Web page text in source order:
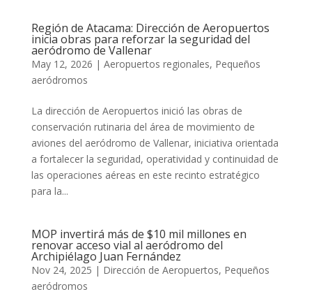
Región de Atacama: Dirección de Aeropuertos
inicia obras para reforzar la seguridad del
aeródromo de Vallenar
May 12, 2026 | Aeropuertos regionales, Pequeños
aeródromos
La dirección de Aeropuertos inició las obras de
conservación rutinaria del área de movimiento de
aviones del aeródromo de Vallenar, iniciativa orientada
a fortalecer la seguridad, operatividad y continuidad de
las operaciones aéreas en este recinto estratégico
para la...
MOP invertirá más de $10 mil millones en
renovar acceso vial al aeródromo del
Archipiélago Juan Fernández
Nov 24, 2025 | Dirección de Aeropuertos, Pequeños
aeródromos